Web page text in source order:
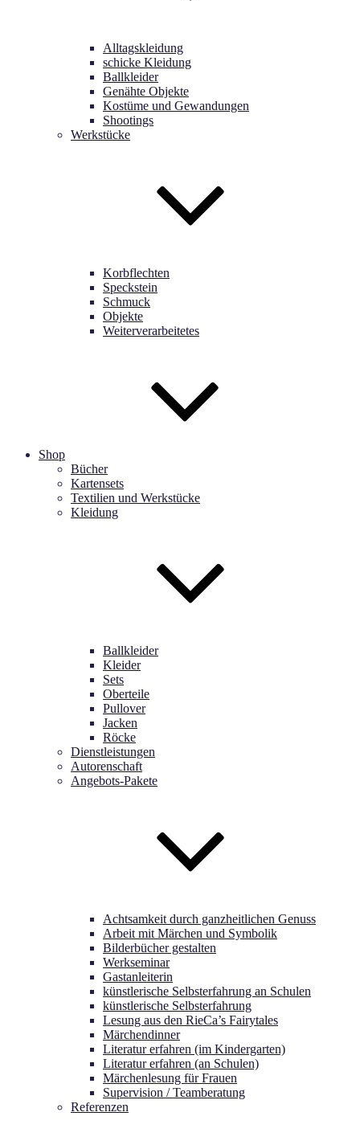
Alltagskleidung
schicke Kleidung
Ballkleider
Genähte Objekte
Kostüme und Gewandungen
Shootings
Werkstücke
Korbflechten
Speckstein
Schmuck
Objekte
Weiterverarbeitetes
Shop
Bücher
Kartensets
Textilien und Werkstücke
Kleidung
Ballkleider
Kleider
Sets
Oberteile
Pullover
Jacken
Röcke
Dienstleistungen
Autorenschaft
Angebots-Pakete
Achtsamkeit durch ganzheitlichen Genuss
Arbeit mit Märchen und Symbolik
Bilderbücher gestalten
Werkseminar
Gastanleiterin
künstlerische Selbsterfahrung an Schulen
künstlerische Selbsterfahrung
Lesung aus den RieCa’s Fairytales
Märchendinner
Literatur erfahren (im Kindergarten)
Literatur erfahren (an Schulen)
Märchenlesung für Frauen
Supervision / Teamberatung
Referenzen